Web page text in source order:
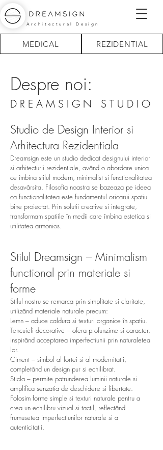
Architectural Design
MEDICAL REZIDENTIAL
Despre noi:
DREAMSIGN STUDIO
Studio de Design Interior si
Arhitectura Rezidentiala
Dreamsign este un studio dedicat designului interior
si arhitecturii rezidentiale, având o abordare unica
ce îmbina stilul modern, minimalist si functionalitatea
desavârsita. Filosofia noastra se bazeaza pe ideea
ca functionalitatea este fundamentul oricarui spatiu
bine proiectat. Prin solutii creative si integrate,
transformam spatiile în medii care îmbina estetica si
utilitatea armonios.
Stilul Dreamsign – Minimalism
functional prin materiale si
forme
Stilul nostru se remarca prin simplitate si claritate,
utilizând materiale naturale precum:
Lemn – aduce caldura si texturi organice în spatiu.
Tencuieli decorative – ofera profunzime si caracter,
inspirând acceptarea imperfectiunii prin naturaletea
lor.
Ciment – simbol al fortei si al modernitatii,
completând un design pur si echilibrat.
Sticla – permite patrunderea luminii naturale si
amplifica senzatia de deschidere si libertate.
Folosim forme simple si texturi naturale pentru a
crea un echilibru vizual si tactil, reflectând
frumusetea imperfectiunilor naturale si a
autenticitatii.